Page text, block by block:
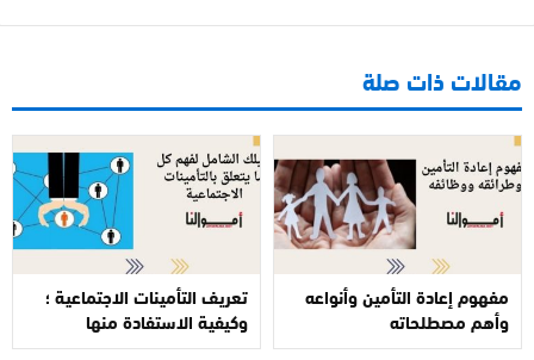
مقالات ذات صلة
مفهوم إعادة التأمين وأنواعه
وأهم مصطلحاته
تعريف التأمينات الاجتماعية ؛
وكيفية الاستفادة منها